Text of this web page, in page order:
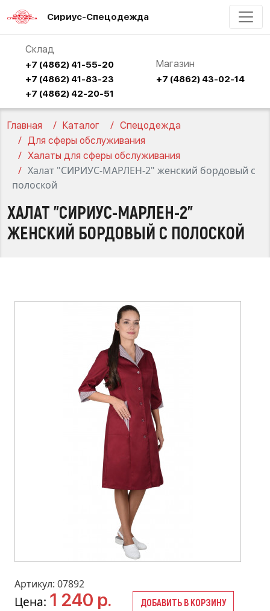
Сириус-Спецодежда
Склад
+7 (4862) 41-55-20
+7 (4862) 41-83-23
+7 (4862) 42-20-51
Магазин
+7 (4862) 43-02-14
Главная Каталог
Спецодежда
Для сферы обслуживания
Халаты для сферы обслуживания
Халат "СИРИУС-МАРЛЕН-2" женский бордовый с
полоской
ХАЛАТ "СИРИУС-МАРЛЕН-2"
ЖЕНСКИЙ БОРДОВЫЙ С ПОЛОСКОЙ
Артикул: 07892
Цена: 1 240 р. ДОБАВИТЬ В КОРЗИНУ